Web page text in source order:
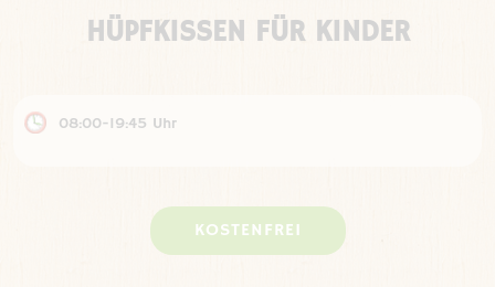
HÜPFKISSEN FÜR KINDER
08:00-19:45 Uhr
KOSTENFREI